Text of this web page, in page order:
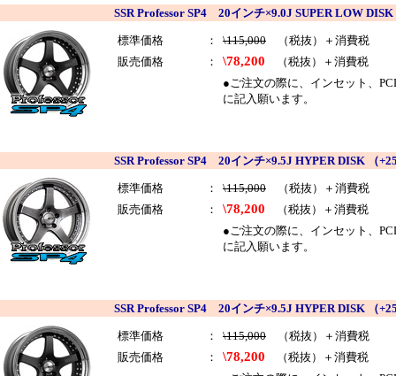
SSR Professor SP4 20インチ×9.0J SUPER LOW
標準価格 ： \115,000 （税抜）＋消費税
販売価格
： \78,200 （税抜）＋消費税
●ご注文の際に、インセット、
に記入願います。
SSR Professor SP4 20インチ×9.5J HYPER DISK （
標準価格 ： \115,000 （税抜）＋消費税
販売価格
： \78,200 （税抜）＋消費税
●ご注文の際に、インセット、
に記入願います。
SSR Professor SP4 20インチ×9.5J HYPER DISK （
標準価格 ： \115,000 （税抜）＋消費税
販売価格
： \78,200 （税抜）＋消費税